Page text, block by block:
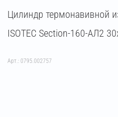
Цилиндр термонавивной
ISOTEC Section-160-АЛ2
Арт.: 0795.002757